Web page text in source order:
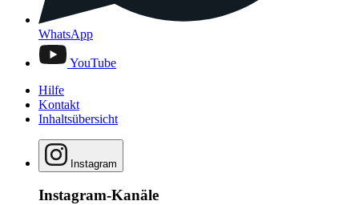
WhatsApp
YouTube
Hilfe
Kontakt
Inhaltsübersicht
Instagram
Instagram-Kanäle